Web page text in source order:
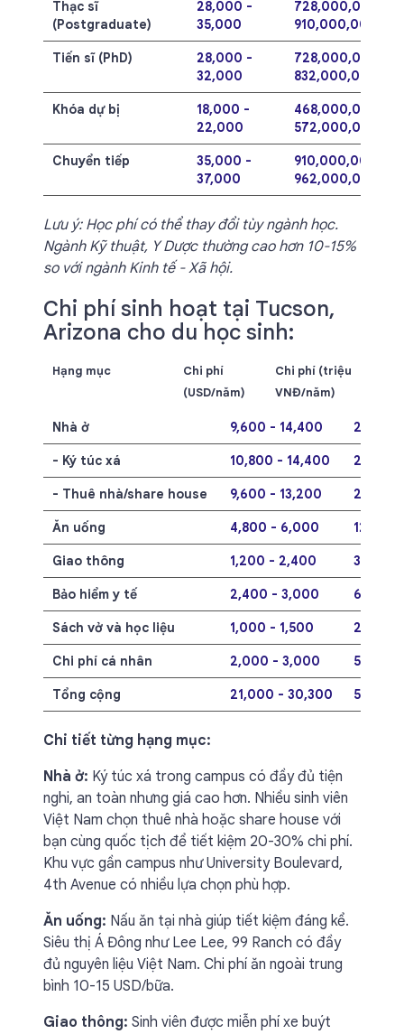
Thạc sĩ
(Postgraduate)
28,000 -
35,000
728,000,000 -
910,000,000
Tiến sĩ (PhD)
28,000 -
32,000
728,000,000 -
832,000,000
Khóa dự bị
18,000 -
22,000
468,000,000 -
572,000,000
Chuyển tiếp
35,000 -
37,000
910,000,000 -
962,000,000
Lưu ý: Học phí có thể thay đổi tùy ngành học.
Ngành Kỹ thuật, Y Dược thường cao hơn 10-15%
so với ngành Kinh tế - Xã hội.
Chi phí sinh hoạt tại Tucson,
Arizona cho du học sinh:
Hạng mục
Chi phí
(USD/năm)
Chi phí (triệu
VNĐ/năm)
Nhà ở 9,600 - 14,400 249.6 -
- Ký túc xá 10,800 - 14,400 280.8 -
- Thuê nhà/share house 9,600 - 13,200 249.6 -
Ăn uống 4,800 - 6,000 124.8 -
Giao thông 1,200 - 2,400 31.2 -
Bảo hiểm y tế 2,400 - 3,000 62.4 -
Sách vở và học liệu 1,000 - 1,500 26.0 -
Chi phí cá nhân 2,000 - 3,000 52.0 -
Tổng cộng 21,000 - 30,300 546.0 -
Chi tiết từng hạng mục:
Nhà ở: Ký túc xá trong campus có đầy đủ tiện
nghi, an toàn nhưng giá cao hơn. Nhiều sinh viên
Việt Nam chọn thuê nhà hoặc share house với
bạn cùng quốc tịch để tiết kiệm 20-30% chi phí.
Khu vực gần campus như University Boulevard,
4th Avenue có nhiều lựa chọn phù hợp.
Ăn uống: Nấu ăn tại nhà giúp tiết kiệm đáng kể.
Siêu thị Á Đông như Lee Lee, 99 Ranch có đầy
đủ nguyên liệu Việt Nam. Chi phí ăn ngoài trung
bình 10-15 USD/bữa.
Giao thông: Sinh viên được miễn phí xe buýt